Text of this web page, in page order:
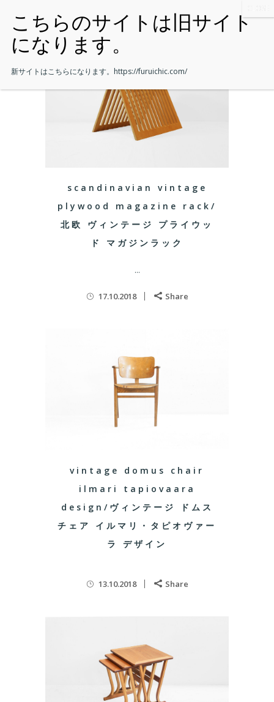
scandinavian vintage
plywood magazine rack/
北欧 ヴィンテージ プライウッ
ド マガジンラック
...
17.10.2018 Share
vintage domus chair
ilmari tapiovaara
design/ヴィンテージ ドムス
チェア イルマリ・タピオヴァー
ラ デザイン
13.10.2018 Share
新サイトはこちらになります。 https://furuichic.com/